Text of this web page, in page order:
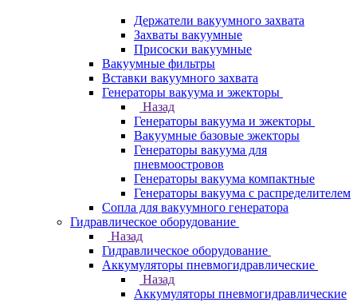
Держатели вакуумного захвата
Захваты вакуумные
Присоски вакуумные
Вакуумные фильтры
Вставки вакуумного захвата
Генераторы вакуума и эжекторы
Назад
Генераторы вакуума и эжекторы
Вакуумные базовые эжекторы
Генераторы вакуума для
пневмоостровов
Генераторы вакуума компактные
Генераторы вакуума с распределителем
Сопла для вакуумного генератора
Гидравлическое оборудование
Назад
Гидравлическое оборудование
Аккумуляторы пневмогидравлические
Назад
Аккумуляторы пневмогидравлические